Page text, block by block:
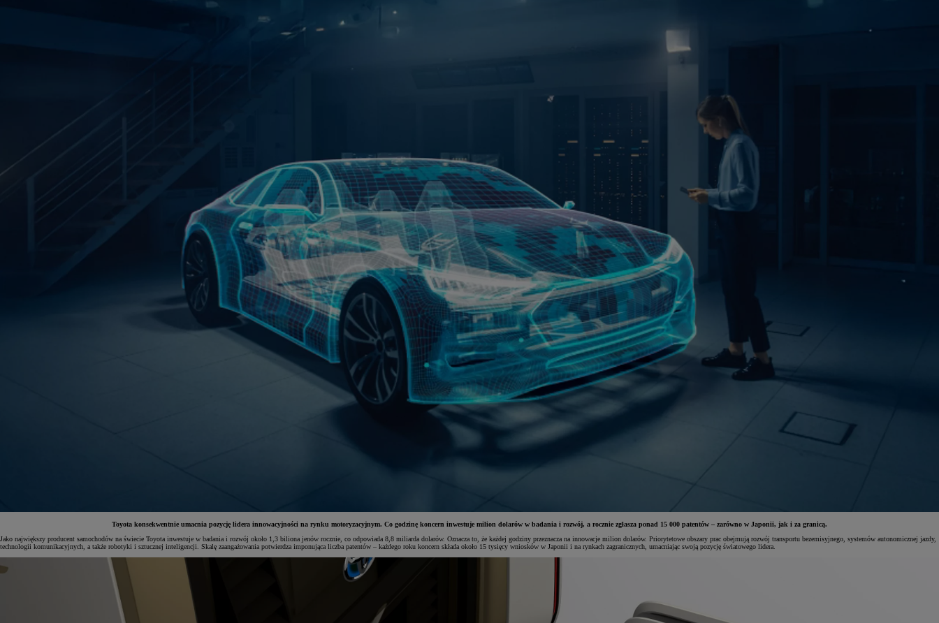
Toyota konsekwentnie umacnia pozycję lidera innowacyjności na rynku motoryzacyjnym. Co godzinę koncern inwestuje milion dolarów w badania i rozwój, a rocznie zgłasza ponad 15 000 patentów – zarówno w Japonii, jak i za granicą.
Jako największy producent samochodów na świecie Toyota inwestuje w badania i rozwój około 1,3 biliona jenów rocznie, co odpowiada 8,8 miliarda dolarów. Oznacza to, że każdej godziny przeznacza na innowacje milion dolarów. Priorytetowe obszary prac obejmują rozwój transportu bezemisyjnego, systemów autonomicznej jazdy,
technologii komunikacyjnych, a także robotyki i sztucznej inteligencji. Skalę zaangażowania potwierdza imponująca liczba patentów – każdego roku koncern składa około 15 tysięcy wniosków w Japonii i na rynkach zagranicznych, umacniając swoją pozycję światowego lidera.